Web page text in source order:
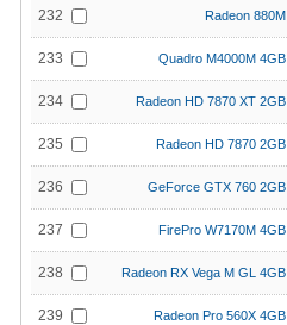
232 Radeon 880M
233 Quadro M4000M 4GB
234 Radeon HD 7870 XT 2GB
235 Radeon HD 7870 2GB
236 GeForce GTX 760 2GB
237 FirePro W7170M 4GB
238 Radeon RX Vega M GL 4GB
239 Radeon Pro 560X 4GB